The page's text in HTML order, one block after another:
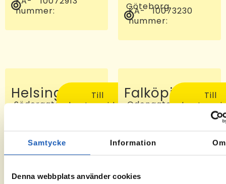
Samtycke Information Om
Denna webbplats använder cookies
nummer:
Göteborg
KA-
nummer:
10073230
Helsingborg
Södergatan
KA-
nummer:
-6
Till
kontorssidan
Falköping
Odengatan
Falköping
KA-
nummer:
10072810
Till